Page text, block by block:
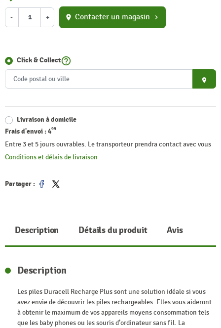
- + location_on Contacter un magasin chevron_right
Click & Collecthelp_outline
place
Livraison à domicile
Frais d'envoi :499
Entre 3 et 5 jours ouvrables. Le transporteur prendra contact avec vous
Conditions et délais de livraison
Partager :
Partager
Tweet
Description Détails du produit Avis
Description
Les piles Duracell Recharge Plus sont une solution idéale si vous
avez envie de découvrir les piles rechargeables. Elles vous aideront
à obtenir le maximum de vos appareils moyens consommation tels
que les baby phones ou les souris d’ordinateur sans fil. La